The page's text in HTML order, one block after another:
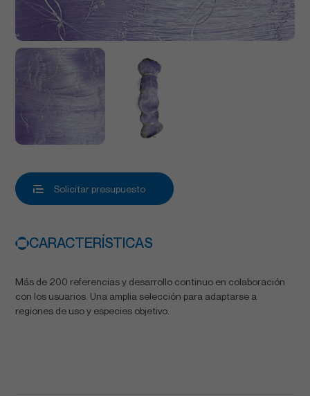
Solicitar presupuesto
CARACTERÍSTICAS
Más de 200 referencias y desarrollo continuo en colaboración
con los usuarios. Una amplia selección para adaptarse a
regiones de uso y especies objetivo.